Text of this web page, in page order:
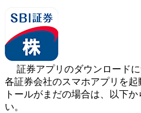
証券アプリのダウンロード
各証券会社のスマホアプリを
トールがまだの場合は、以下
い。